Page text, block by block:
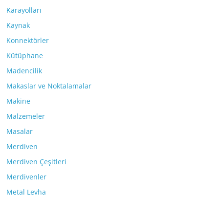
Karayolları
Kaynak
Konnektörler
Kütüphane
Madencilik
Makaslar ve Noktalamalar
Makine
Malzemeler
Masalar
Merdiven
Merdiven Çeşitleri
Merdivenler
Metal Levha